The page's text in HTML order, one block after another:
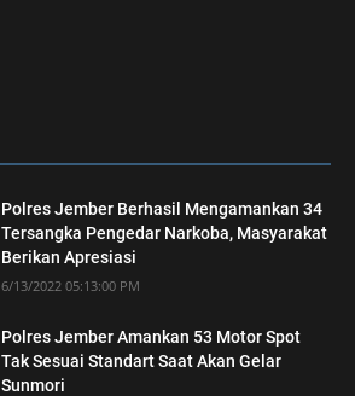
Polres Jember Berhasil Mengamankan 34
Tersangka Pengedar Narkoba, Masyarakat
Berikan Apresiasi
6/13/2022 05:13:00 PM
Polres Jember Amankan 53 Motor Spot
Tak Sesuai Standart Saat Akan Gelar
Sunmori